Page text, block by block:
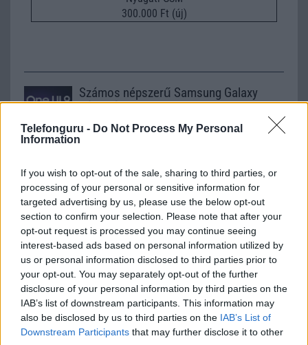
Telefonguru - Do Not Process My Personal
Information
If you wish to opt-out of the sale, sharing to third parties, or
processing of your personal or sensitive information for
targeted advertising by us, please use the below opt-out
section to confirm your selection. Please note that after your
opt-out request is processed you may continue seeing
interest-based ads based on personal information utilized by
us or personal information disclosed to third parties prior to
your opt-out. You may separately opt-out of the further
disclosure of your personal information by third parties on the
IAB’s list of downstream participants. This information may
also be disclosed by us to third parties on the IAB’s List of
Downstream Participants that may further disclose it to other
300.000 Ft (új)
Számos népszerű Samsung Galaxy
készülék kimarad a One UI 9
frissítésből – itt a lista az érintett
modellekről
A One UI 9 érkezése új mesterséges intelligencia-
funkciókat és továbbfejlesztett kezelőfelületet hoz,
azonban több korábbi csúcskategóriás és középkategóriás
Galaxy készülék számára ez lesz az út vége.
iPhone 18 bemutató dátum - ekkor
rántja le a leplet az Apple az új
csúcsmobilokról
2026.06.29| Phone Arena
A szeptemberi eseményen az iPhone 18 Pro modellek
mellett a régóta pletykált hajlítható iPhone Ultra is
bemutatkozhat, miközben az áremelésekről szóló
találgatások továbbra is beárnyékolják a rajtot.